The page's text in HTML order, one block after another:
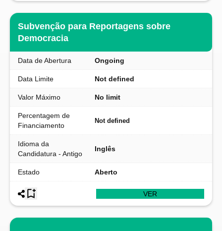
Subvenção para Reportagens sobre
Democracia
Data de Abertura Ongoing
Data Limite Not defined
Valor Máximo No limit
Percentagem de
Financiamento
Not defined
Idioma da
Candidatura - Antigo
Inglês
Estado Aberto
VER